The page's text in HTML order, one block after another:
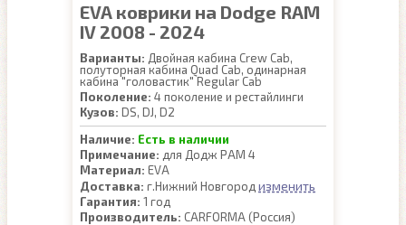
EVA коврики на Dodge RAM
IV 2008 - 2024
Варианты: Двойная кабина Crew Cab,
полуторная кабина Quad Cab, одинарная
кабина "головастик" Regular Cab
Поколение: 4 поколение и рестайлинги
Кузов: DS, DJ, D2
Наличие: Есть в наличии
Примечание: для Додж РАМ 4
Материал: EVA
Доставка: г.Нижний Новгород изменить
Гарантия: 1 год
Производитель: CARFORMA (Россия)